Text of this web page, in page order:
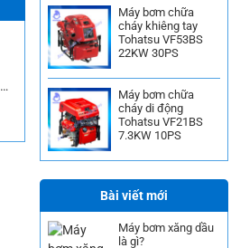
Máy bơm chữa
cháy khiêng tay
Tohatsu VF53BS
22KW 30PS
Máy bơm chữa
cháy di động
Tohatsu VF21BS
7.3KW 10PS
Bài viết mới
Máy bơm xăng dầu
là gì?